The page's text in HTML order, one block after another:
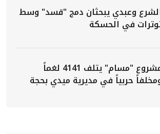
وعبدي يبحثان دمج "قسد" وسط
في الحسكة
مشروع "مسام" يتلف 4141 لغماً
حربياً في مديرية ميدي بحجة